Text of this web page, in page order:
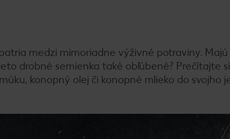
medzi mimoriadne výživné potraviny.
drobné semienka také obľúbené? Prečítajte
konopný olej či konopné mlieko do svojho